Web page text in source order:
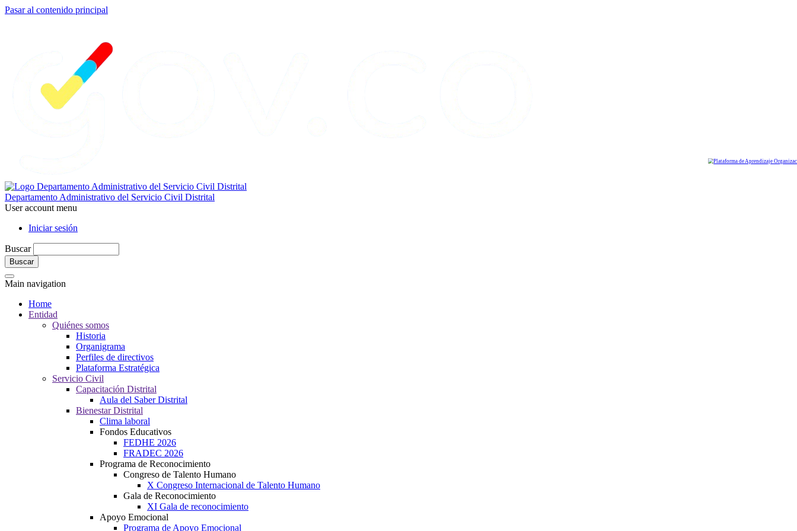
Pasar al contenido principal
Departamento Administrativo del Servicio Civil Distrital
User account menu
Iniciar sesión
Buscar
Main navigation
Home
Entidad
Quiénes somos
Historia
Organigrama
Perfiles de directivos
Plataforma Estratégica
Servicio Civil
Capacitación Distrital
Aula del Saber Distrital
Bienestar Distrital
Clima laboral
Fondos Educativos
FEDHE 2026
FRADEC 2026
Programa de Reconocimiento
Congreso de Talento Humano
X Congreso Internacional de Talento Humano
Gala de Reconocimiento
XI Gala de reconocimiento
Apoyo Emocional
Programa de Apoyo Emocional